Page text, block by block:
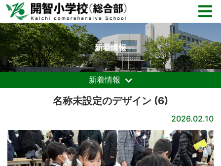
新着情報
新着情報
名称未設定のデザイン (6)
2026.02.10